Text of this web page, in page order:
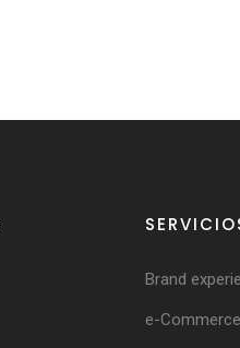
Brand
e-